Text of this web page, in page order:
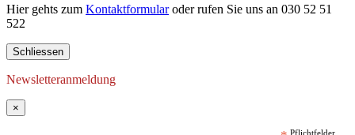
Hier gehts zum Kontaktformularoder rufen Sie uns an 030 52 51
522
Schliessen
Newsletteranmeldung
×
Pflichtfelder